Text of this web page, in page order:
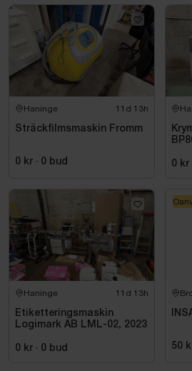
Haninge 11d 13h
Sträckfilmsmaskin Fromm
0 kr · 0 bud 0 kr
Haninge 11d 13h
Etiketteringsmaskin
Logimark AB LML-02, 2023
0 kr · 0 bud 50